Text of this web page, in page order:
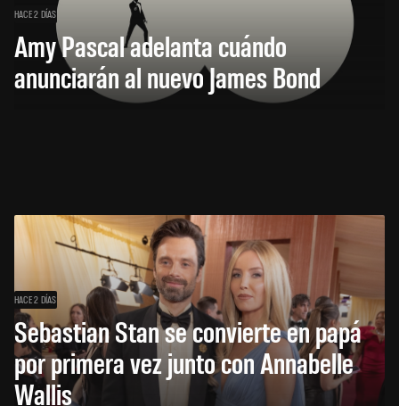
HACE 2 DÍAS
Amy Pascal adelanta cuándo
anunciarán al nuevo James Bond
HACE 2 DÍAS
Sebastian Stan se convierte en papá
por primera vez junto con Annabelle
Wallis